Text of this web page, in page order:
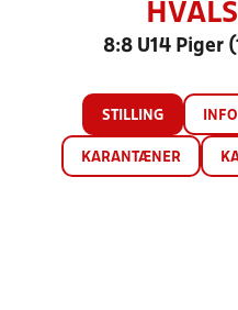
8:8 U14 Piger
STILLING INFO
KARANTÆNER